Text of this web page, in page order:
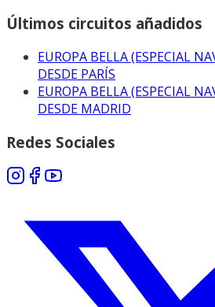
Últimos circuitos añadidos
EUROPA BELLA (ESPECIAL
DESDE PARÍS
EUROPA BELLA (ESPECIAL
DESDE MADRID
Redes Sociales